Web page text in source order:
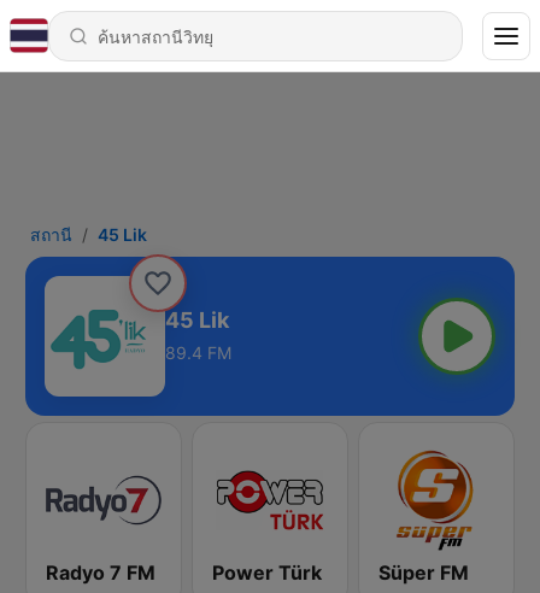
สถานี 45 Lik
45 Lik
89.4 FM
Radyo 7 FM Power Türk Süper FM